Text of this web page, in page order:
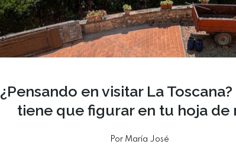
¿Pensando en visitar La
tiene que figurar en tu hoja de
Por María José